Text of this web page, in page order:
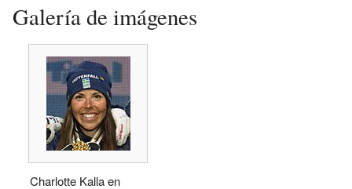
Galería de imágenes
Charlotte Kalla en